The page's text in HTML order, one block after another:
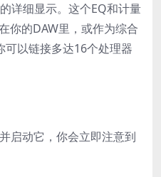
详细显示。这个EQ和计量
你的DAW里，或作为综合
可以链接多达16个处理器
启动它，你会立即注意到